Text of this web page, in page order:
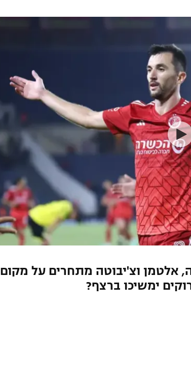
שבע
ליגה סינית
אלטמן וצ'יבוטה מתחרים על מקום
ימשיכו ברצף?